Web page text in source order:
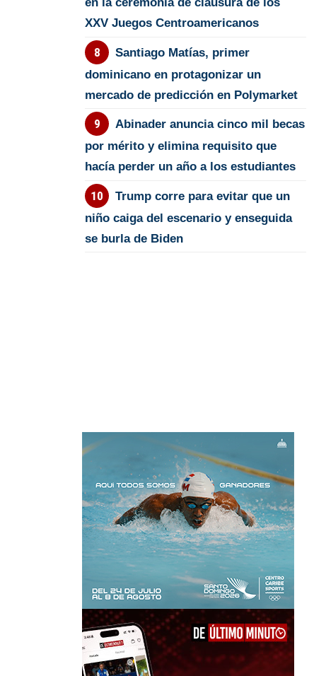
XXV Juegos Centroamericanos
Santiago Matías, primer
dominicano en protagonizar un
mercado de predicción en Polymarket
Abinader anuncia cinco mil becas
por mérito y elimina requisito que
hacía perder un año a los estudiantes
Trump corre para evitar que un
niño caiga del escenario y enseguida
se burla de Biden